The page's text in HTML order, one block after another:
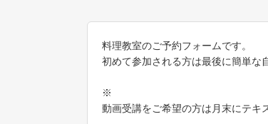
料理教室のご予約フォームです。
初めて参加される方は最後に簡単な
※
動画受講をご希望の方は月末にテキ